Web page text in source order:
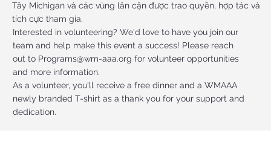
Tây Michigan và các vùng lân cận được trao quyền, hợp tác và
tích cực tham gia.
Interested in volunteering? We'd love to have you join our
team and help make this event a success! Please reach
out to Programs@wm-aaa.org for volunteer opportunities
and more information.
As a volunteer, you'll receive a free dinner and a WMAAA
newly branded T-shirt as a thank you for your support and
dedication.